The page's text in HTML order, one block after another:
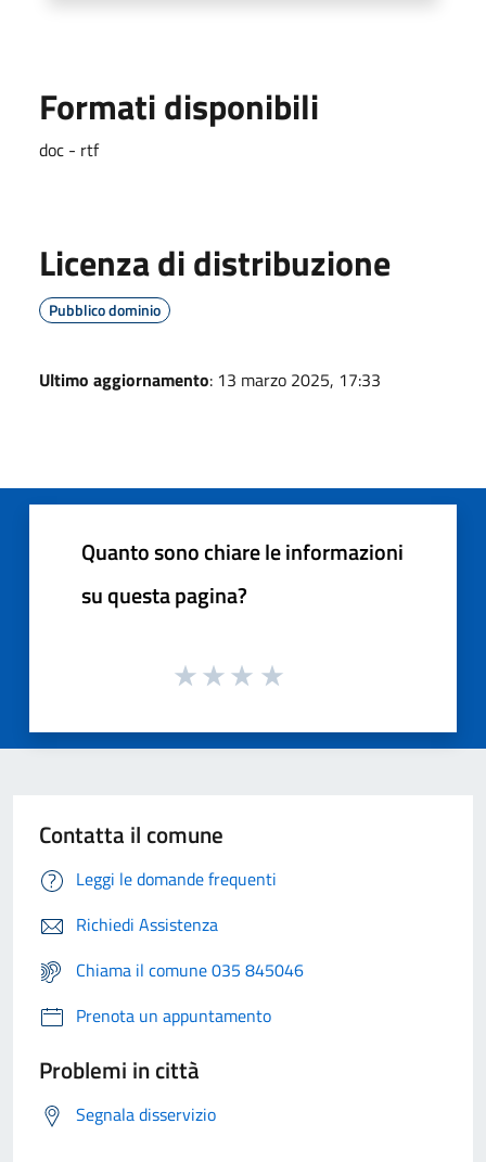
Formati disponibili
doc - rtf
Licenza di distribuzione
Pubblico dominio
Ultimo aggiornamento: 13 marzo 2025, 17:33
Quanto sono chiare le informazioni
su questa pagina?
Contatta il comune
Leggi le domande frequenti
Richiedi Assistenza
Chiama il comune 035 845046
Prenota un appuntamento
Problemi in città
Segnala disservizio